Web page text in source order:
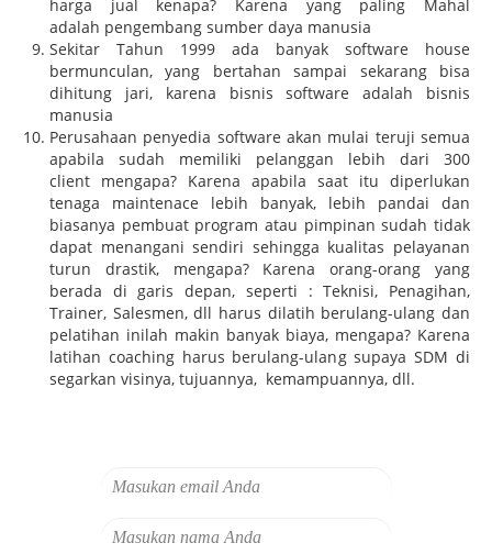
harga jual kenapa? Karena yang paling Mahal
adalah pengembang sumber daya manusia
Sekitar Tahun 1999 ada banyak software house
bermunculan, yang bertahan sampai sekarang bisa
dihitung jari, karena bisnis software adalah bisnis
manusia
Perusahaan penyedia software akan mulai teruji semua
apabila sudah memiliki pelanggan lebih dari 300
client mengapa? Karena apabila saat itu diperlukan
tenaga maintenace lebih banyak, lebih pandai dan
biasanya pembuat program atau pimpinan sudah tidak
dapat menangani sendiri sehingga kualitas pelayanan
turun drastik, mengapa? Karena orang-orang yang
berada di garis depan, seperti : Teknisi, Penagihan,
Trainer, Salesmen, dll harus dilatih berulang-ulang dan
pelatihan inilah makin banyak biaya, mengapa? Karena
latihan coaching harus berulang-ulang supaya SDM di
segarkan visinya, tujuannya, kemampuannya, dll.